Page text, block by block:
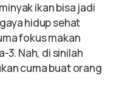
ikan bisa jadi
hidup sehat
fokus makan
3. Nah, di sinilah
cuma buat orang